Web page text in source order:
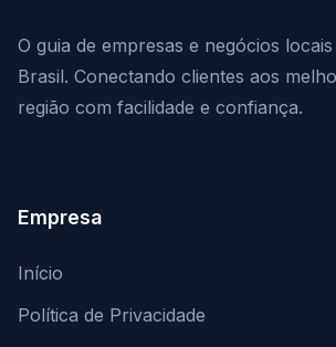
O guia de empresas e negócios
Brasil. Conectando clientes aos
região com facilidade e confiança.
Empresa
Início
Política de Privacidade